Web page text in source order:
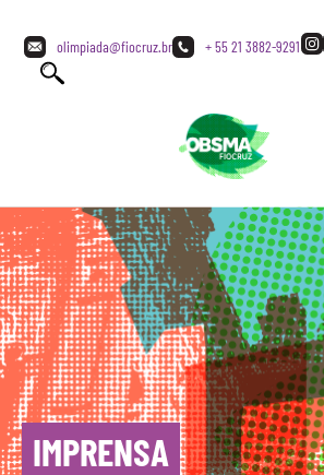
olimpiada@fiocruz.br + 55 21 3882-9291
IMPRENSA